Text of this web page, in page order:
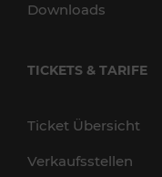
Downloads
TICKETS & TARIFE
Ticket Übersicht
Verkaufsstellen